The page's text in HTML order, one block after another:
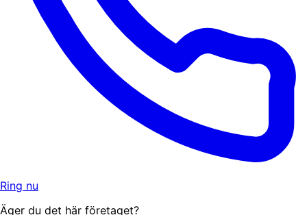
Ring nu
Äger du det här företaget?